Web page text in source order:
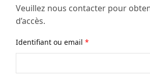
Veuillez nous contacter pour
d’accès.
Identifiant ou email*